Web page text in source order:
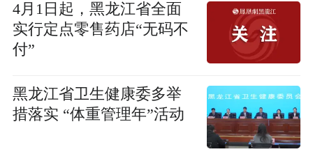
4月1日起，黑龙江省全面
实行定点零售药店“无码不
付”
黑龙江省卫生健康委多举
措落实 “体重管理年”活动